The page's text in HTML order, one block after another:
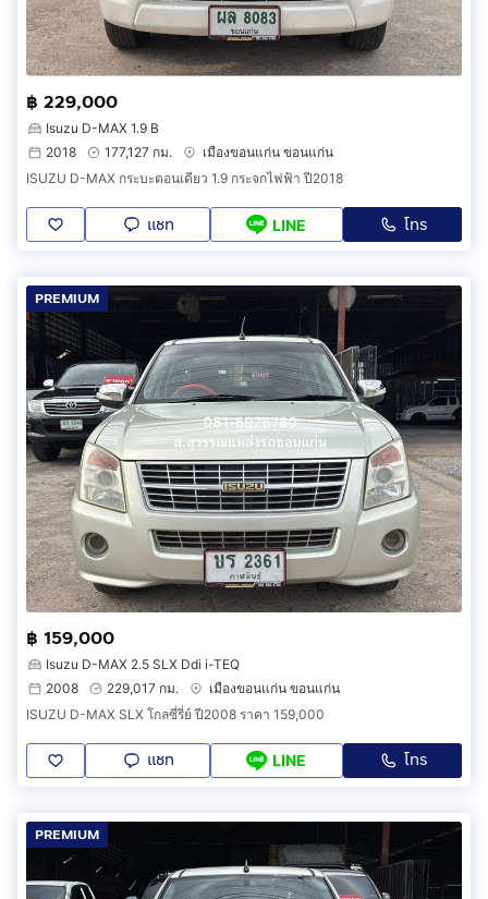
฿ 229,000
Isuzu D-MAX 1.9 B
2018
177,127 กม.
เมืองขอนแก่น ขอนแก่น
ISUZU D-MAX กระบะตอนเดียว 1.9 กระจกไฟฟ้า ปี2018
แชท LINE โทร
PREMIUM
฿ 159,000
Isuzu D-MAX 2.5 SLX Ddi i-TEQ
2008
229,017 กม.
เมืองขอนแก่น ขอนแก่น
ISUZU D-MAX SLX โกลซี่รี่ย์ ปี2008 ราคา 159,000
แชท LINE โทร
PREMIUM